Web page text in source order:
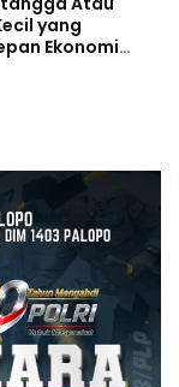
yang
Ekonomi